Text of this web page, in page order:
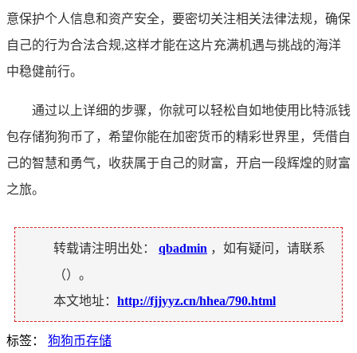
意保护个人信息和资产安全，要密切关注相关法律法规，确保
自己的行为合法合规,这样才能在这片充满机遇与挑战的海洋
中稳健前行。
通过以上详细的步骤，你就可以轻松自如地使用比特派钱
包存储狗狗币了，希望你能在加密货币的精彩世界里，凭借自
己的智慧和勇气，收获属于自己的财富，开启一段辉煌的财富
之旅。
转载请注明出处： qbadmin ，如有疑问，请联系
（）。
本文地址： http://fjjyyz.cn/hhea/790.html
标签： 狗狗币存储